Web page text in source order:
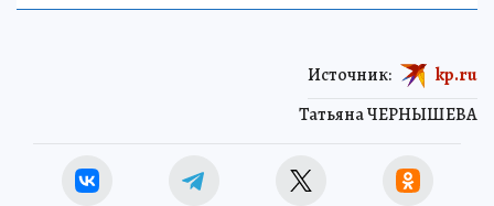
Татьяна ЧЕРНЫШЕВА
Источник: kp.ru